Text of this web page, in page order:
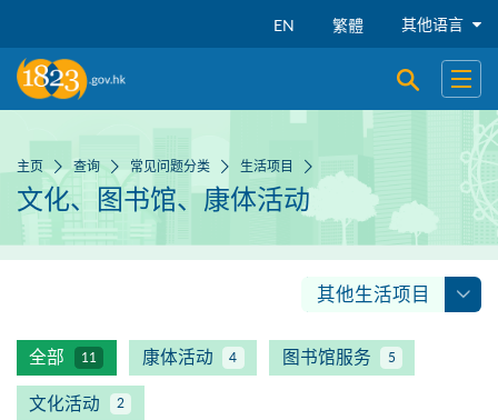
EN 繁體 其他语言
开启搜寻
开启
主页 查询 常见问题分类 生活项目
文化、图书馆、康体活动
其他生活项目
全部 11 康体活动 4 图书馆服务 5
文化活动 2